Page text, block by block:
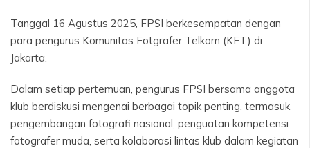
Tanggal 16 Agustus 2025, FPSI berkesempatan dengan
para pengurus Komunitas Fotgrafer Telkom (KFT) di
Jakarta.
Dalam setiap pertemuan, pengurus FPSI bersama anggota
klub berdiskusi mengenai berbagai topik penting, termasuk
pengembangan fotografi nasional, penguatan kompetensi
fotografer muda, serta kolaborasi lintas klub dalam kegiatan